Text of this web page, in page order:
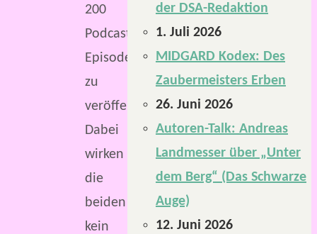
200
Podcast-
Episoden
zu
veröffentlichen.
Dabei
wirken
die
beiden
kein
der DSA-Redaktion
1. Juli 2026
MIDGARD Kodex: Des
Zaubermeisters Erben
26. Juni 2026
Autoren-Talk: Andreas
Landmesser über „Unter
dem Berg“ (Das Schwarze
Auge)
12. Juni 2026